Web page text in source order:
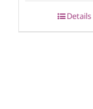
Details